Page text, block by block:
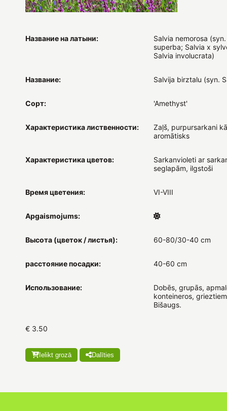
Название на латыни:
Salvia nemorosa
superba; Salvia x
Salvia involucrata)
Название: Salvija birztalu (syn.
Сорт: 'Amethyst'
Характеристика лиственности:
Zaļš, purpursarkani
aromātisks
Характеристика цветов:
Sarkanvioleti ar
seglapām, ilgstoši
Время цветения: VI-VIII
Apgaismojums:
Высота (цветок / листья): 60-80/30-40 cm
расстояние посадки: 40-60 cm
Использование:
Dobēs, grupās,
konteineros,
Bišaugs.
€ 3.50
Ielikt grozā Dalīties